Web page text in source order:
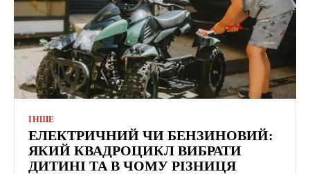
ІНШЕ
ЕЛЕКТРИЧНИЙ ЧИ БЕНЗИНОВИЙ:
ЯКИЙ КВАДРОЦИКЛ ВИБРАТИ
ДИТИНІ ТА В ЧОМУ РІЗНИЦЯ